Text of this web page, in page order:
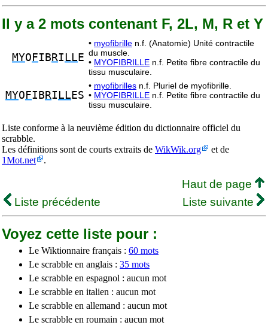
Il y a 2 mots contenant F, 2L, M, R et Y
MYO FIB RI LL E
• myofibrille n.f. (Anatomie) Unité contractile
du muscle.
• MYOFIBRILLE n.f. Petite fibre contractile du
tissu musculaire.
MYO FIB RI LL ES
• myofibrilles n.f. Pluriel de myofibrille.
• MYOFIBRILLE n.f. Petite fibre contractile du
tissu musculaire.
Liste conforme à la neuvième édition du dictionnaire officiel du
scrabble.
Les définitions sont de courts extraits de WikWik.org
et de
1Mot.net
.
Haut de page
Liste précédente
Liste suivante
Voyez cette liste pour :
Le Wiktionnaire français : 60 mots
Le scrabble en anglais : 35 mots
Le scrabble en espagnol : aucun mot
Le scrabble en italien : aucun mot
Le scrabble en allemand : aucun mot
Le scrabble en roumain : aucun mot